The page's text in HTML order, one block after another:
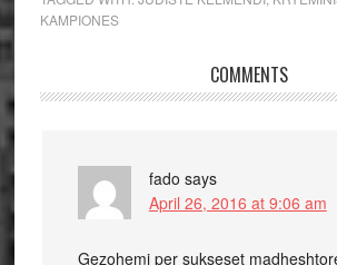
KAMPIONES
COMMENTS
fado says
April 26, 2016 at 9:06 am
Gezohemi per sukseset